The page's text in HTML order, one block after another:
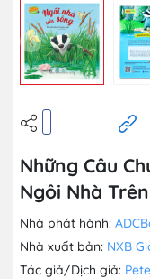
Những Câu
Ngôi Nhà
Nhà phát hành:
Nhà xuất bản: NXB
Tác giả/Dịch giả: